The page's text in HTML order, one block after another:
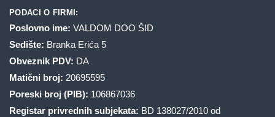
PODACI O FIRMI:
Poslovno ime: VALDOM DOO ŠID
Sedište: Branka Erića 5
Obveznik PDV: DA
Matični broj: 20695595
Poreski broj (PIB): 106867036
Registar privrednih subjekata: BD 138027/2010 od